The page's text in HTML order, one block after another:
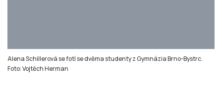
Alena Schillerová se fotí se dvěma studenty z Gymnázia Brno-Bystrc.
Foto: Vojtěch Herman